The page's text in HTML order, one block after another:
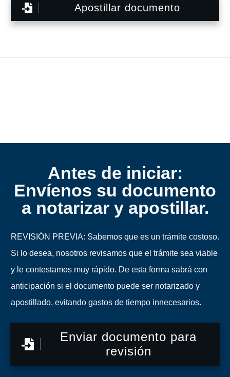
Apostillar documento
Antes de iniciar:
Envíenos su documento
a notarizar y apostillar.
REVISIÓN PREVIA: Sabemos que es un trámite costoso.
Si lo desea, nosotros revisamos que el trámite sea viable
y le contestamos muy rápido. De esta forma sabrá con
anticipación si el documento puede ser notarizado y
apostillado, evitando gastos de tiempo innecesarios.
Enviar documento para
revisión